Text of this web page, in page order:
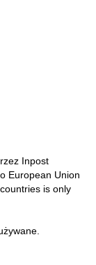
Inpost
European Union
is only